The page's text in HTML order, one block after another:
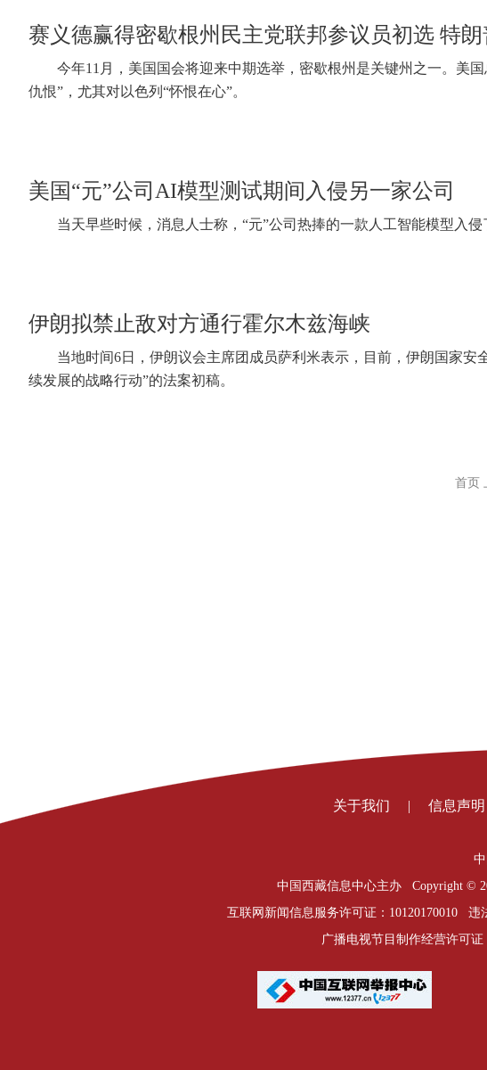
赛义德赢得密歇根州民主党联邦参议员初选 特
今年11月，美国国会将迎来中期选举，密歇根州是关键州之一。美
仇恨”，尤其对以色列“怀恨在心”。
美国“元”公司AI模型测试期间入侵另一家公司
当天早些时候，消息人士称，“元”公司热捧的一款人工智能模型入侵
伊朗拟禁止敌对方通行霍尔木兹海峡
当地时间6日，伊朗议会主席团成员萨利米表示，目前，伊朗国家
续发展的战略行动”的法案初稿。
首页
关于我们 | 信息声明
中国西藏信息中心主办 Copyright ©
互联网新闻信息服务许可证：10120170010 违
广播电视节目制作经营许可证